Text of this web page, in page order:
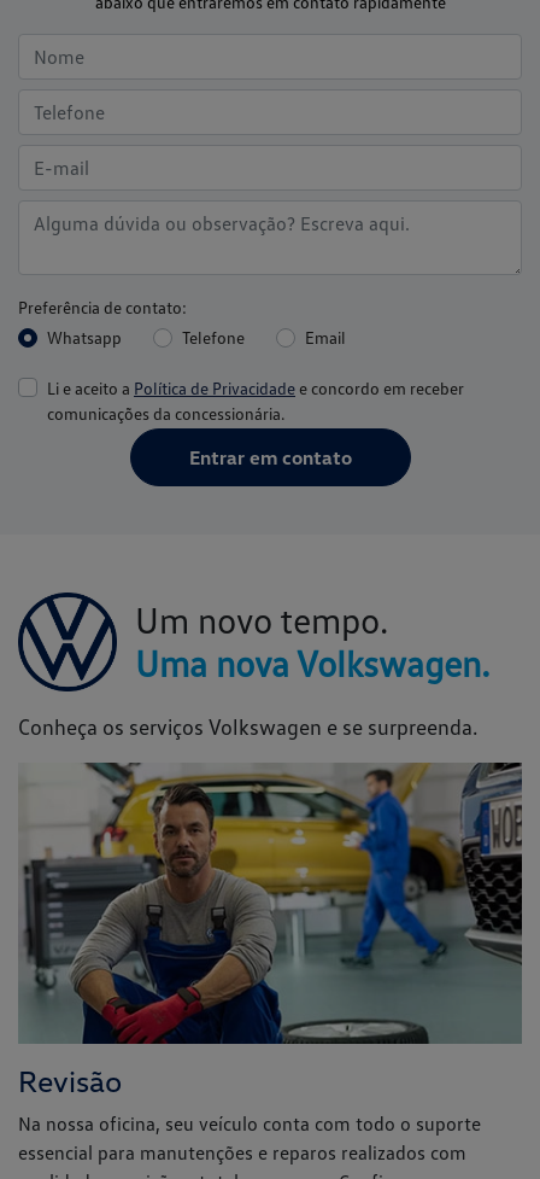
Preferência de contato:
Whatsapp
Li e aceito aPolítica de Privacidadee concordo em receber
comunicações da concessionária.
Entrar em contato
Um novo tempo.
Uma nova Volkswagen.
Conheça os serviços Volkswagen e se surpreenda.
Revisão
Na nossa oficina, seu veículo conta com todo o suporte
essencial para manutenções e reparos realizados com
qualidade, precisão e total segurança. Confie seu carro com
tranquilidade. Aqui, nossa equipe de especialistas cuida de
cada detalhe para garantir que ele esteja sempre em
perfeitas condições.
Clique e saiba mais